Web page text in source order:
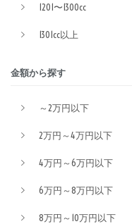
1201〜1300cc
1301cc以上
金額から探す
～2万円以下
2万円～4万円以下
4万円～6万円以下
6万円～8万円以下
8万円～10万円以下